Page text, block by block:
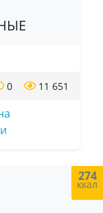
11 651
0
274
ккал